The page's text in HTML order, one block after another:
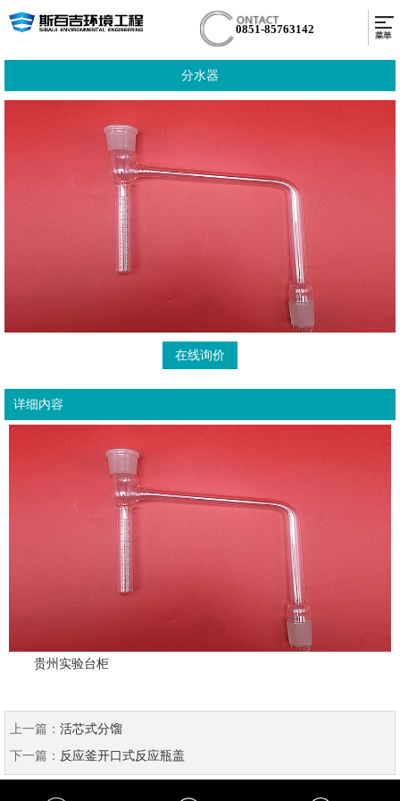
0851-85763142
分水器
在线询价
详细内容
贵州实验台柜
上一篇： 活芯式分馏
下一篇： 反应釜开口式反应瓶盖